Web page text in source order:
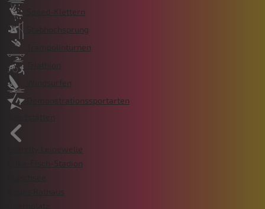
Speed-Klettern
Stabhochsprung
Trampolinturnen
Triathlon
Windsurfen
Demonstrationssportarten
Sportstätten
enercity Leinewelle
Erika-Fisch-Stadion
Neues Rathaus